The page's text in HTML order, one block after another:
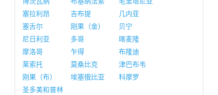
塞拉利昂
吉布提
几内亚
塞舌尔
刚果（金）
贝宁
尼日利亚
多哥
喀麦隆
摩洛哥
乍得
布隆迪
莱索托
莫桑比克
津巴布韦
刚果（布）
埃塞俄比亚
科摩罗
圣多美和普林